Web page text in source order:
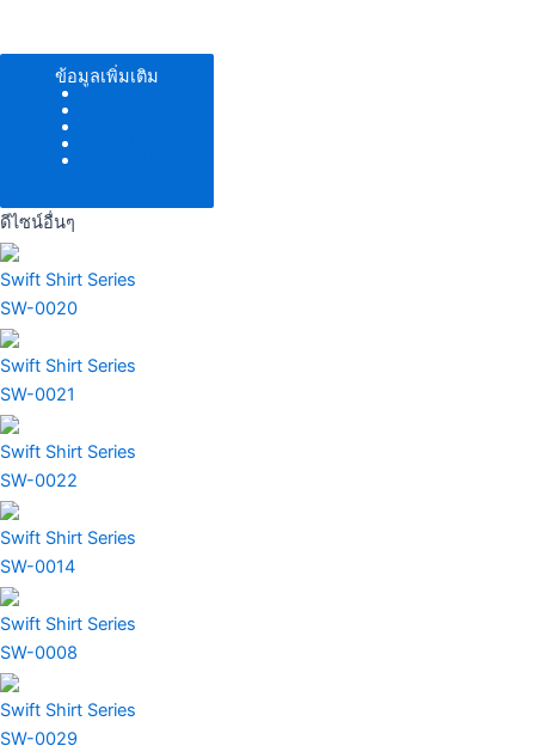
ข้อมูลเพิ่มเติม
ตัวอย่างโทนสี
ดีไซน์อื่นๆ
Swift Shirt Series
SW-0020
Swift Shirt Series
SW-0021
Swift Shirt Series
SW-0022
Swift Shirt Series
SW-0014
Swift Shirt Series
SW-0008
Swift Shirt Series
SW-0029